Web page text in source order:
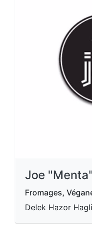
Joe
Fromages,
Delek Hazor